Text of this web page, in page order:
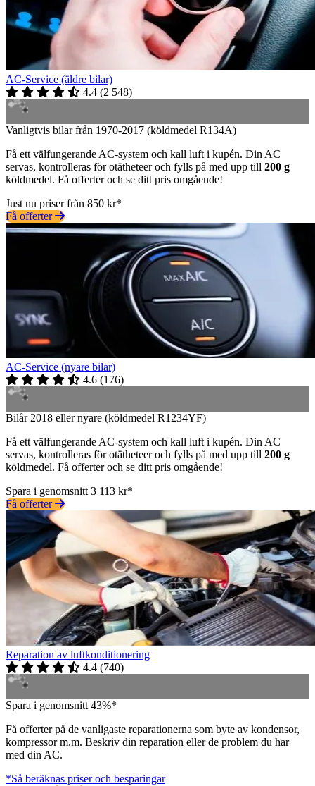
AC-Service (äldre bilar)
4.4 (2 548)
Vanligtvis bilar från 1970-2017 (köldmedel R134A)
Få ett välfungerande AC-system och kall luft i kupén. Din AC
servas, kontrolleras för otätheteer och fylls på med upp till 200 g
köldmedel. Få offerter och se ditt pris omgående!
Just nu priser från 850 kr*
Få offerter
AC-Service (nyare bilar)
4.6 (176)
Bilår 2018 eller nyare (köldmedel R1234YF)
Få ett välfungerande AC-system och kall luft i kupén. Din AC
servas, kontrolleras för otätheteer och fylls på med upp till 200 g
köldmedel. Få offerter och se ditt pris omgående!
Spara i genomsnitt 3 113 kr*
Få offerter
Reparation av luftkonditionering
4.4 (740)
Spara i genomsnitt 43%*
Få offerter på de vanligaste reparationerna som byte av kondensor,
kompressor m.m. Beskriv din reparation eller de problem du har
med din AC.
*Så beräknas priser och besparingar